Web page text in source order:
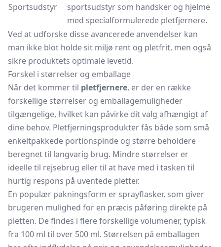
Sportsudstyr
sportsudstyr som handsker og hjelme
med specialformulerede pletfjernere.
Ved at udforske disse avancerede anvendelser kan
man ikke blot holde sit miljø rent og pletfrit, men også
sikre produktets optimale levetid.
Forskel i størrelser og emballage
Når det kommer til pletfjernere, er der en række
forskellige størrelser og emballagemuligheder
tilgængelige, hvilket kan påvirke dit valg afhængigt af
dine behov. Pletfjerningsprodukter fås både som små
enkeltpakkede portionspinde og større beholdere
beregnet til langvarig brug. Mindre størrelser er
ideelle til rejsebrug eller til at have med i tasken til
hurtig respons på uventede pletter.
En populær pakningsform er sprayflasker, som giver
brugeren mulighed for en præcis påføring direkte på
pletten. De findes i flere forskellige volumener, typisk
fra 100 ml til over 500 ml. Størrelsen på emballagen